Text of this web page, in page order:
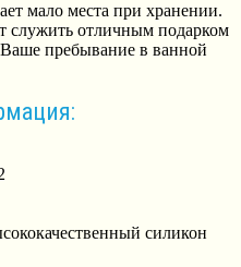
мало места при хранении.
служить отличным подарком
Ваше пребывание в ванной
силикон